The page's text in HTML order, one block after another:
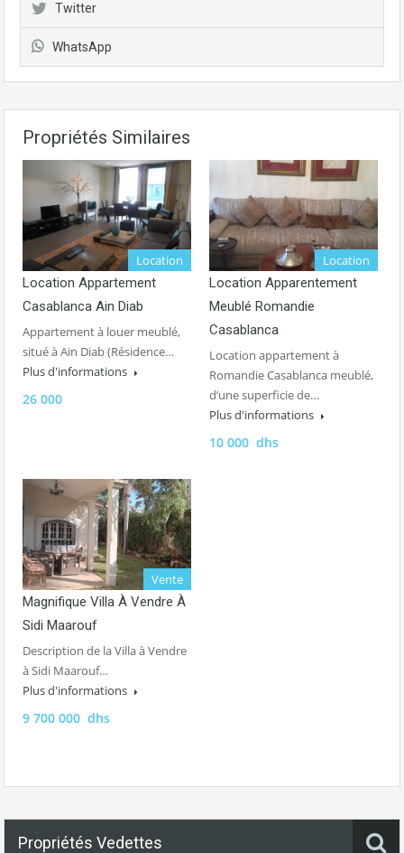
Twitter
WhatsApp
Propriétés Similaires
Location
Location Appartement
Casablanca Ain Diab
Appartement à louer meublé,
situé à Ain Diab (Résidence…
Plus d'informations
26 000
Location
Location Apparentement
Meublé Romandie
Casablanca
Location appartement à
Romandie Casablanca meublé,
d’une superficie de…
Plus d'informations
10 000 dhs
Vente
Magnifique Villa À Vendre À
Sidi Maarouf
Description de la Villa à Vendre
à Sidi Maarouf…
Plus d'informations
9 700 000 dhs
Propriétés Vedettes